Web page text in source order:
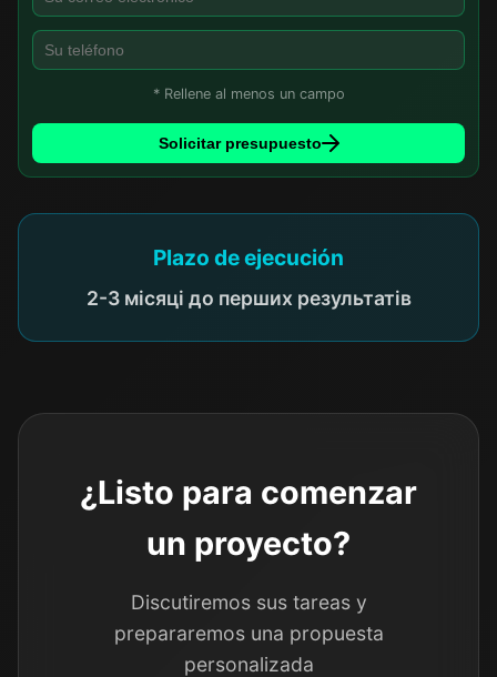
* Rellene al menos un campo
Solicitar presupuesto
Plazo de ejecución
2-3 місяці до перших результатів
¿Listo para comenzar
un proyecto?
Discutiremos sus tareas y
prepararemos una propuesta
personalizada